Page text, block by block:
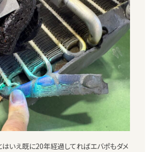
いえ既に20年経過してればエバポもダメ